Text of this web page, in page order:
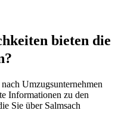
bieten die
Umzugsunternehmen
Informationen zu den
Sie über Salmsach